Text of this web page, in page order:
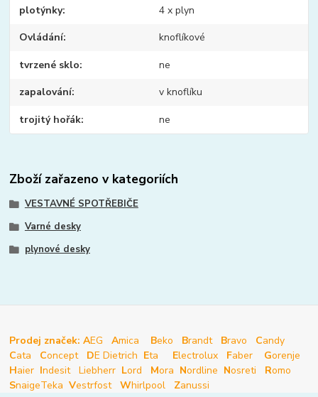
plotýnky 4 x plyn
Ovládání knoflíkové
tvrzené sklo ne
zapalování v knoflíku
trojitý hořák ne
Zboží zařazeno v kategoriích
VESTAVNÉ SPOTŘEBIČE
Varné desky
plynové desky
Prodej značek: AEG Amica Beko Brandt Bravo Candy
Cata Concept DE Dietrich Eta Electrolux Faber Gorenje
Haier Indesit Liebherr Lord Mora Nordline Nosreti Romo
SnaigeTeka Vestrfost Whirlpool Zanussi